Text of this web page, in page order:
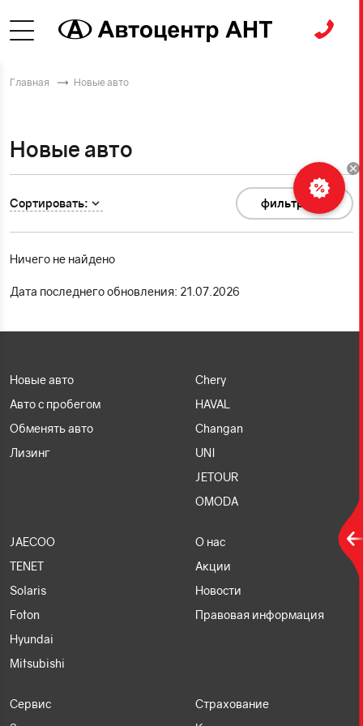
Главная Новые авто
Новые авто
Сортировать: фильтр 0
Ничего не найдено
Дата последнего обновления: 21.07.2026
Новые авто
Авто с пробегом
Обменять авто
Лизинг
Chery
HAVAL
Changan
UNI
JETOUR
OMODA
JAECOO
TENET
Solaris
Foton
Hyundai
Mitsubishi
О нас
Акции
Новости
Правовая информация
Сервис
Страхование